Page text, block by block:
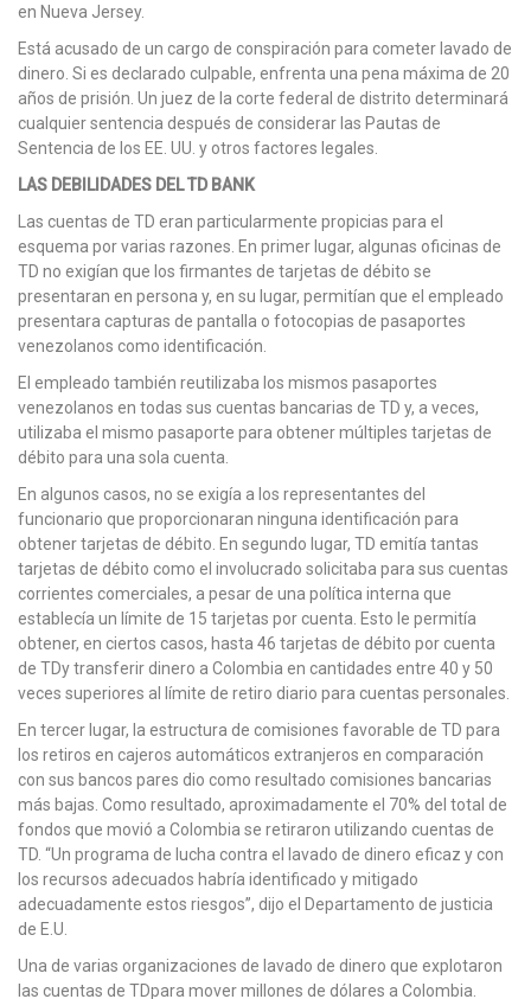
en Nueva Jersey.
Está acusado de un cargo de conspiración para cometer lavado de
dinero. Si es declarado culpable, enfrenta una pena máxima de 20
años de prisión. Un juez de la corte federal de distrito determinará
cualquier sentencia después de considerar las Pautas de
Sentencia de los EE. UU. y otros factores legales.
LAS DEBILIDADES DEL TD BANK
Las cuentas de TD eran particularmente propicias para el
esquema por varias razones. En primer lugar, algunas oficinas de
TD no exigían que los firmantes de tarjetas de débito se
presentaran en persona y, en su lugar, permitían que el empleado
presentara capturas de pantalla o fotocopias de pasaportes
venezolanos como identificación.
El empleado también reutilizaba los mismos pasaportes
venezolanos en todas sus cuentas bancarias de TD y, a veces,
utilizaba el mismo pasaporte para obtener múltiples tarjetas de
débito para una sola cuenta.
En algunos casos, no se exigía a los representantes del
funcionario que proporcionaran ninguna identificación para
obtener tarjetas de débito. En segundo lugar, TD emitía tantas
tarjetas de débito como el involucrado solicitaba para sus cuentas
corrientes comerciales, a pesar de una política interna que
establecía un límite de 15 tarjetas por cuenta. Esto le permitía
obtener, en ciertos casos, hasta 46 tarjetas de débito por cuenta
de TDy transferir dinero a Colombia en cantidades entre 40 y 50
veces superiores al límite de retiro diario para cuentas personales.
En tercer lugar, la estructura de comisiones favorable de TD para
los retiros en cajeros automáticos extranjeros en comparación
con sus bancos pares dio como resultado comisiones bancarias
más bajas. Como resultado, aproximadamente el 70% del total de
fondos que movió a Colombia se retiraron utilizando cuentas de
TD. “Un programa de lucha contra el lavado de dinero eficaz y con
los recursos adecuados habría identificado y mitigado
adecuadamente estos riesgos”, dijo el Departamento de justicia
de E.U.
Una de varias organizaciones de lavado de dinero que explotaron
las cuentas de TDpara mover millones de dólares a Colombia.